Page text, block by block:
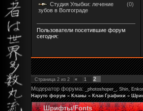
Студия Улыбки: лечение
зубов в Волгограде
(0)
Пользователи посетившие форум
сегодня:
Страница 2 из 2 « 1
2
Модератор форума:_photoshoper_,Shin,
Наруто форум » Кланы » Клан Графики »
Шрифты/Fonts